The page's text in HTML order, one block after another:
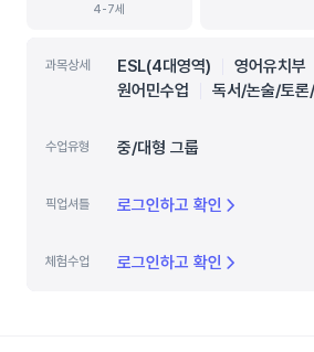
4-7세
과목상세 ESL(4대영역) 영어유치부
원어민수업
독서/논술/토론/
수업유형 중/대형 그룹
픽업셔틀 로그인하고 확인
체험수업 로그인하고 확인